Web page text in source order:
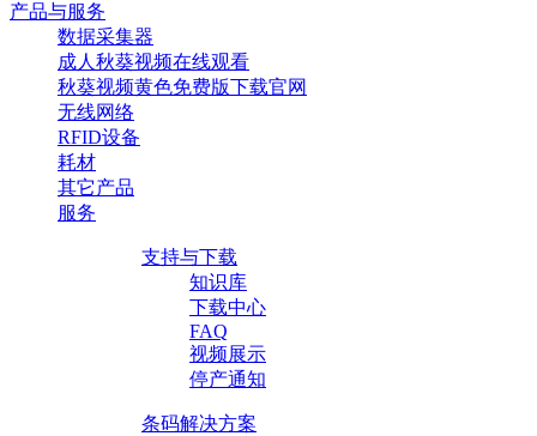
产品与服务
数据采集器
成人秋葵视频在线观看
秋葵视频黄色免费版下载官网
无线网络
RFID设备
耗材
其它产品
服务
支持与下载
知识库
下载中心
FAQ
视频展示
停产通知
条码解决方案